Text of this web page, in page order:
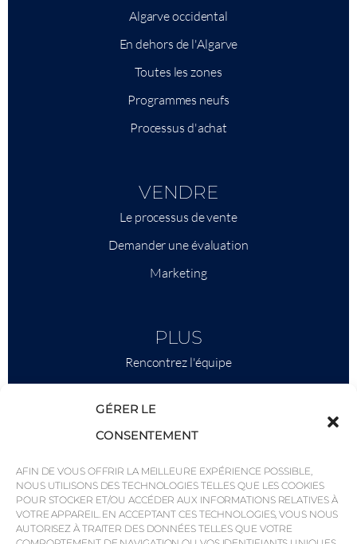
GÉRER LE
CONSENTEMENT
AFIN DE VOUS OFFRIR LA MEILLEURE EXPÉRIENCE POSSIBLE,
NOUS UTILISONS DES TECHNOLOGIES TELLES QUE LES COOKIES
POUR STOCKER ET/OU ACCÉDER AUX INFORMATIONS RELATIVES À
VOTRE APPAREIL. EN ACCEPTANT CES TECHNOLOGIES, VOUS NOUS
AUTORISEZ À TRAITER DES DONNÉES TELLES QUE VOTRE
Algarve occidental
En dehors de l'Algarve
Toutes les zones
Programmes neufs
Processus d'achat
VENDRE
Le processus de vente
Demander une évaluation
Marketing
PLUS
Rencontrez l'équipe
Pourquoi QP Savills ?
Actualités et événements
Cartes de la région